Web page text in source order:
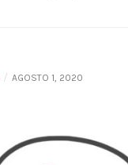
/ AGOSTO 1, 2020